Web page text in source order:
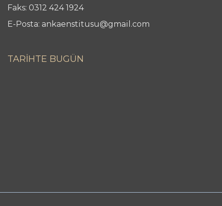
Faks: 0312 424 1924
E-Posta: ankaenstitusu@gmail.com
TARİHTE BUGÜN